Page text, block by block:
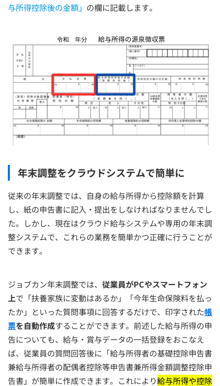
与所得控除後の金額」 の欄に記載します。
年末調整をクラウドシステムで簡単に
従来の年末調整では、自身の給与所得から控除額を計算
し、紙の申告書に記入・提出をしなければなりませんでし
た。しかし、現在はクラウド給与システムや専用の年末調
整システムで、これらの業務を簡単かつ正確に行うことが
できます。
ジョブカン年末調整では、 従業員がPCやスマートフォン
上で「扶養家族に変動はあるか」「今年生命保険料を払っ
たか」といった質問事項に回答するだけで、印字された帳
票を自動作成することができます。前述した給与所得の申
告についても、給与・賞与データの一括登録をおこなえ
ば、従業員の質問回答後に「給与所得者の基礎控除申告書
兼給与所得者の配偶者控除等申告書兼所得金額調整控除申
告書」が簡単に作成できます。これにより給与所得や控除